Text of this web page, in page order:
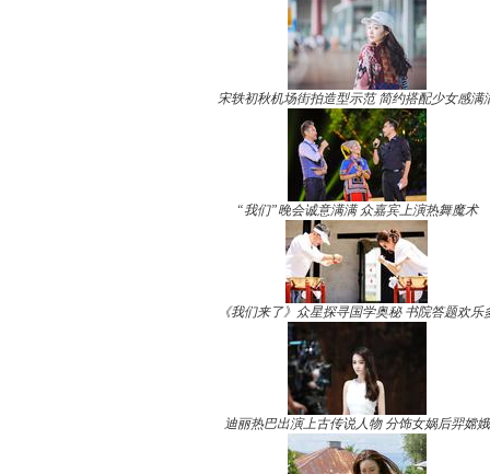
宋轶初秋机场街拍造型示范 简约搭配少女感满
“我们”晚会诚意满满 众嘉宾上演热舞魔术
《我们来了》众星探寻国学奥秘 书院答题欢乐
迪丽热巴出演上古传说人物 分饰女娲后羿嫦娥